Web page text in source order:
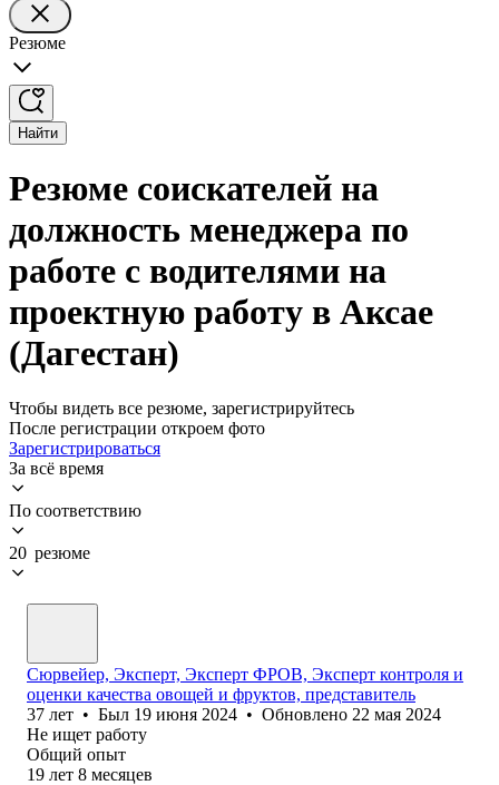
Резюме
Найти
Резюме соискателей на
должность менеджера по
работе с водителями на
проектную работу в Аксае
(Дагестан)
Чтобы видеть все резюме, зарегистрируйтесь
После регистрации откроем фото
Зарегистрироваться
За всё время
По соответствию
20 резюме
Сюрвейер, Эксперт, Эксперт ФРОВ, Эксперт контроля и
оценки качества овощей и фруктов, представитель
37 лет • Был 19 июня 2024 • Обновлено 22 мая 2024
Не ищет работу
Общий опыт
19 лет 8 месяцев